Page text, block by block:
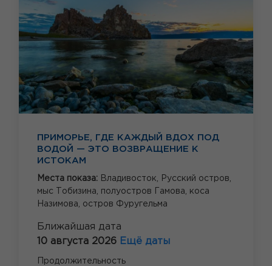
ПРИМОРЬЕ, ГДЕ КАЖДЫЙ ВДОХ ПОД
ВОДОЙ — ЭТО ВОЗВРАЩЕНИЕ К
ИСТОКАМ
Места показа: Владивосток,
Русский остров,
мыс Тобизина, полуостров Гамова, коса
Назимова, остров Фуругельма
Ближайшая дата
10 августа 2026 Ещё даты
Продолжительность